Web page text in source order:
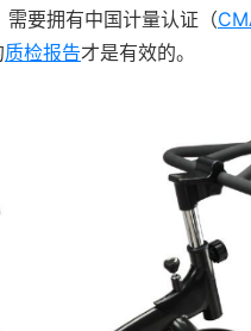
要拥有中国计量认证（
质检报告才是有效的。